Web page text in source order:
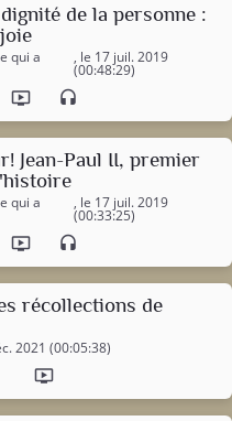
de la personne :
qui a , le 17 juil. 2019
(00:48:29)
ondemand_video headset
Jean-Paul II, premier
qui a , le 17 juil. 2019
(00:33:25)
ondemand_video headset
récollections de
2021 (00:05:38)
ondemand_video